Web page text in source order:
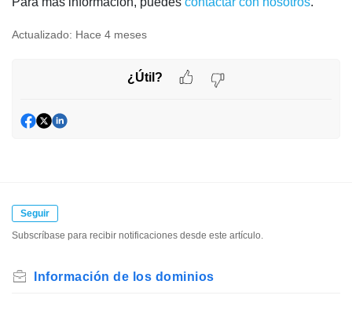
Actualizado: Hace 4 meses
¿Útil?
Seguir
Subscríbase para recibir notificaciones desde este artículo.
Información de los dominios